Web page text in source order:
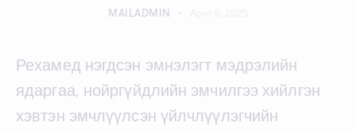
MAILADMIN
Рехамед нэгдсэн эмнэлэгт мэдрэлийн
ядаргаа, нойргүйдлийн эмчилгээ хийлгэн
хэвтэн эмчлүүлсэн үйлчлүүлэгчийн